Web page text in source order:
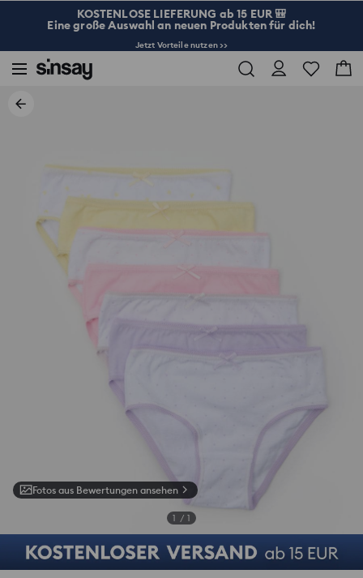
KOSTENLOSE LIEFERUNG ab 15 EUR 🎒
Eine große Auswahl an neuen Produkten für dich!
Jetzt Vorteile nutzen >>
Fotos aus Bewertungen ansehen
1 / 1